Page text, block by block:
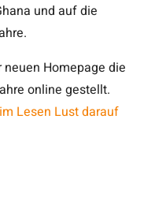
und auf die
Homepage die
online gestellt.
Lesen Lust darauf